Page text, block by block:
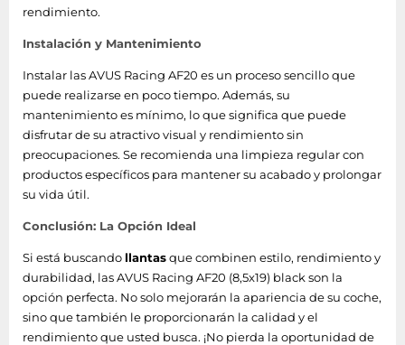
rendimiento.
Instalación y Mantenimiento
Instalar las AVUS Racing AF20 es un proceso sencillo que
puede realizarse en poco tiempo. Además, su
mantenimiento es mínimo, lo que significa que puede
disfrutar de su atractivo visual y rendimiento sin
preocupaciones. Se recomienda una limpieza regular con
productos específicos para mantener su acabado y prolongar
su vida útil.
Conclusión: La Opción Ideal
Si está buscando llantasque combinen estilo, rendimiento y
durabilidad, las AVUS Racing AF20 (8,5x19) black son la
opción perfecta. No solo mejorarán la apariencia de su coche,
sino que también le proporcionarán la calidad y el
rendimiento que usted busca. ¡No pierda la oportunidad de